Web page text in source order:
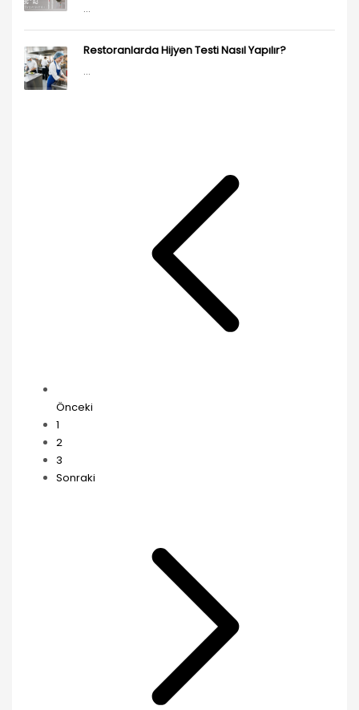
...
Restoranlarda Hijyen Testi Nasıl Yapılır?
...
Önceki
1
2
3
Sonraki